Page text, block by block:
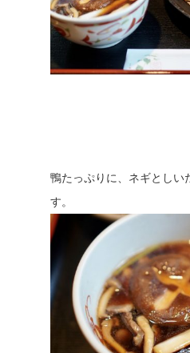
鴨たっぷりに、ネギとしい
す。